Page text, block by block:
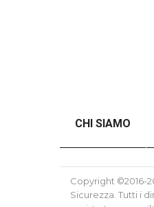
CHI SIAMO
ANALISI DEL
Copyright ©2016-
Sicurezza. Tutti i